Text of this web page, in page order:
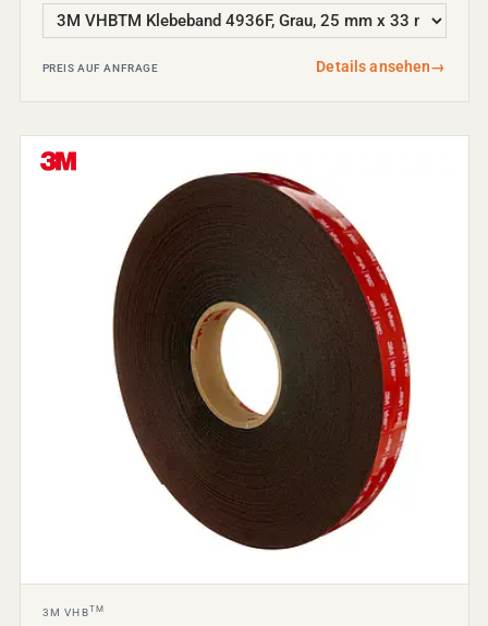
PREIS AUF ANFRAGE Details ansehen→
3M VHBTM